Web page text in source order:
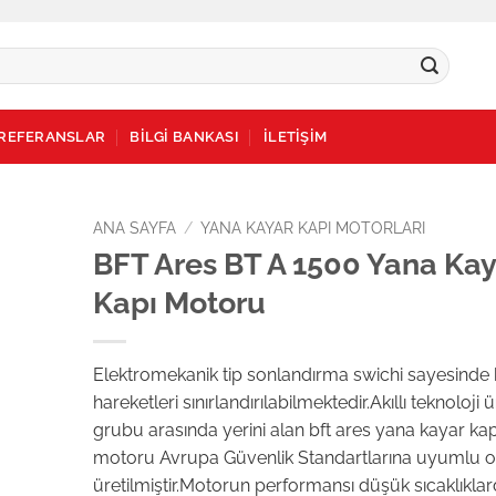
BİLGİ BANKASI İLETİŞİM
ANA SAYFA / YANA KAYAR KAPI MOTORLARI
BFT Ares BT A 1500 Yana
Kapı Motoru
Elektromekanik tip sonlandırma swichi sayesinde
hareketleri sınırlandırılabilmektedir.Akıllı teknoloji
grubu arasında yerini alan bft ares yana kayar
motoru Avrupa Güvenlik Standartlarına uyumlu
üretilmiştir.Motorun performansı düşük